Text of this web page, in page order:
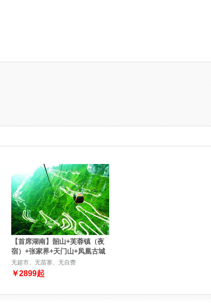
【首席湖南】韶山+芙蓉镇（夜
宿）+张家界+天门山+凤凰古城
无超市、无苗寨、无自费
￥2899起